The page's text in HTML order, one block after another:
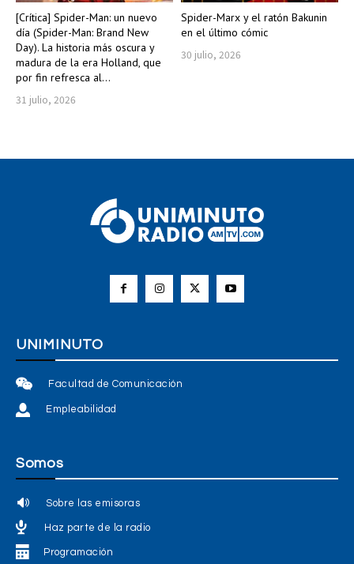
[Crítica] Spider-Man: un nuevo
día (Spider-Man: Brand New
Day). La historia más oscura y
madura de la era Holland, que
por fin refresca al...
31 julio, 2026
Spider-Marx y el ratón Bakunin
en el último cómic
30 julio, 2026
UNIMINUTO
Facultad de Comunicación
Empleabilidad
Somos
Sobre las emisoras
Haz parte de la radio
Programación